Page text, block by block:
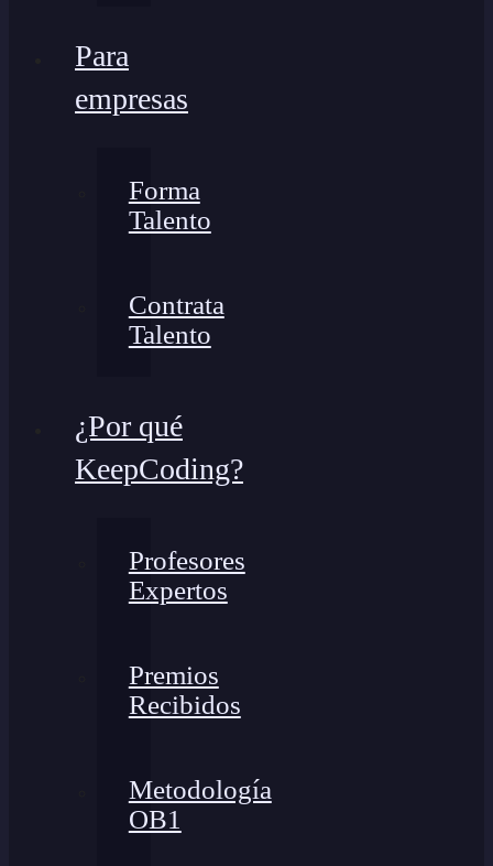
Para
empresas
Forma
Talento
Contrata
Talento
¿Por qué
KeepCoding?
Profesores
Expertos
Premios
Recibidos
Metodología
OB1